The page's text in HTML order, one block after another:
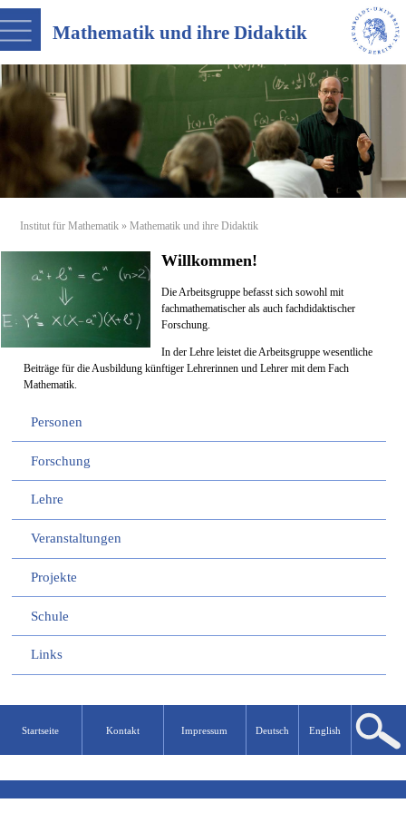
Mathematik und ihre Didaktik
Institut für Mathematik » Mathematik und ihre Didaktik
Willkommen!
Die Arbeitsgruppe befasst sich sowohl mit
fachmathematischer als auch fachdidaktischer
Forschung.
In der Lehre leistet die Arbeitsgruppe wesentliche
Beiträge für die Ausbildung künftiger Lehrerinnen und Lehrer mit dem Fach
Mathematik.
Personen
Forschung
Lehre
Veranstaltungen
Projekte
Schule
Links
Startseite Kontakt Impressum Deutsch English